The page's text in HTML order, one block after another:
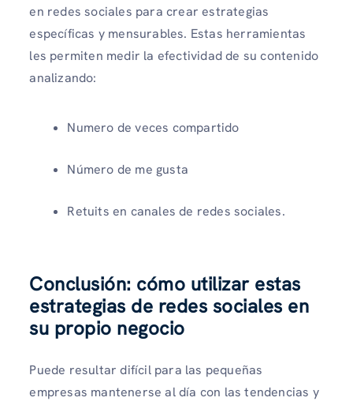
en redes sociales para crear estrategias
específicas y mensurables. Estas herramientas
les permiten medir la efectividad de su contenido
analizando:
Numero de veces compartido
Número de me gusta
Retuits en canales de redes sociales.
Conclusión: cómo utilizar estas
estrategias de redes sociales en
su propio negocio
Puede resultar difícil para las pequeñas
empresas mantenerse al día con las tendencias y